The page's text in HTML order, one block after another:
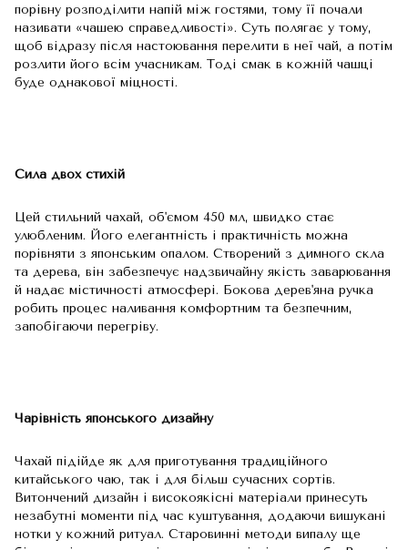
порівну розподілити напій між гостями, тому її почали
називати «чашею справедливості». Суть полягає у тому,
щоб відразу після настоювання перелити в неї чай, а потім
розлити його всім учасникам. Тоді смак в кожній чашці
буде однакової міцності.
Сила двох стихій
Цей стильний чахай, об'ємом 450 мл, швидко стає
улюбленим. Його елегантність і практичність можна
порівняти з японським опалом. Створений з димного скла
та дерева, він забезпечує надзвичайну якість заварювання
й надає містичності атмосфері. Бокова дерев'яна ручка
робить процес наливання комфортним та безпечним,
запобігаючи перегріву.
Чарівність японського дизайну
Чахай підійде як для приготування традиційного
китайського чаю, так і для більш сучасних сортів.
Витончений дизайн і високоякісні матеріали принесуть
незабутні моменти під час куштування, додаючи вишукані
нотки у кожний ритуал. Старовинні методи випалу ще